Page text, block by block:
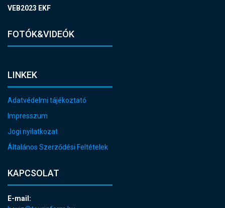
VEB2023 EKF
FOTÓK&VIDEÓK
LINKEK
Adatvédelmi tájékoztató
Impresszum
Jogi nyilatkozat
Általános Szerződési Feltételek
KAPCSOLAT
E-mail: